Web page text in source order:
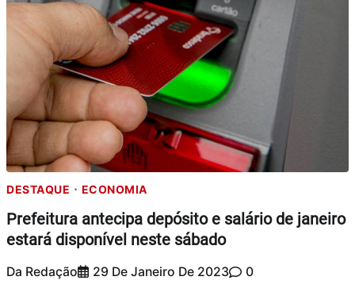
DESTAQUE ECONOMIA
Prefeitura antecipa depósito e salário de janeiro
estará disponível neste sábado
Da Redação 29 De Janeiro De 2023 0